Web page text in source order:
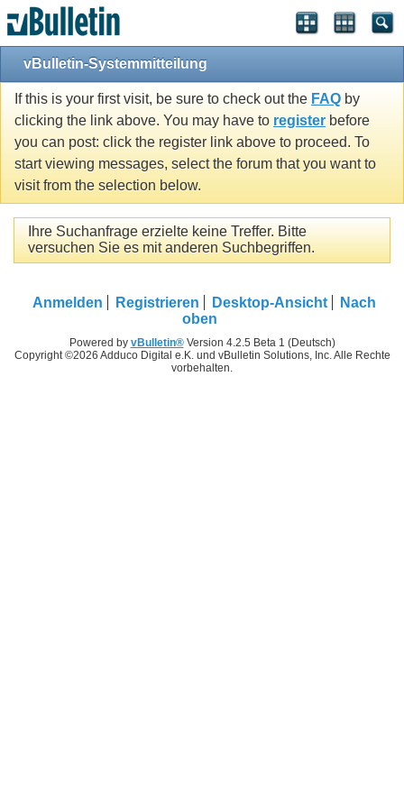
vBulletin-Systemmitteilung
If this is your first visit, be sure to check out the FAQ by
clicking the link above. You may have to register before
you can post: click the register link above to proceed. To
start viewing messages, select the forum that you want to
visit from the selection below.
Ihre Suchanfrage erzielte keine Treffer. Bitte
versuchen Sie es mit anderen Suchbegriffen.
Anmelden Registrieren Desktop-Ansicht
Nach
oben
Powered by vBulletin®Version 4.2.5 Beta 1 (Deutsch)
Copyright ©2026 Adduco Digital e.K. und vBulletin Solutions, Inc. Alle Rechte
vorbehalten.